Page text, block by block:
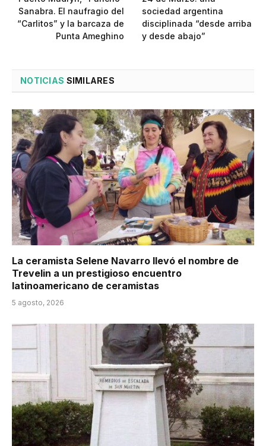
Sanabra. El naufragio del
“Carlitos” y la barcaza de
Punta Ameghino
sociedad argentina
disciplinada “desde arriba
y desde abajo”
NOTICIAS SIMILARES
La ceramista Selene Navarro llevó el nombre de
Trevelin a un prestigioso encuentro
latinoamericano de ceramistas
5 agosto, 2026